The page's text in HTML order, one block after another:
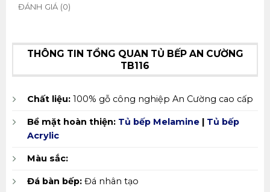
ĐÁNH GIÁ (0)
THÔNG TIN TỔNG QUAN TỦ BẾP AN CƯỜNG
TB116
Chất liệu:100% gỗ công nghiệp An Cường cao cấp
Bề mặt hoàn thiện: Tủ bếp Melamine| Tủ bếp
Acrylic
Màu sắc:
Đá bàn bếp:Đá nhân tạo